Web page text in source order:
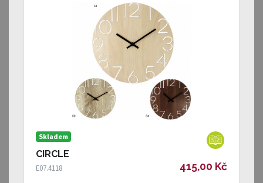
Skladem
CIRCLE
E07.4118 415,00 Kč